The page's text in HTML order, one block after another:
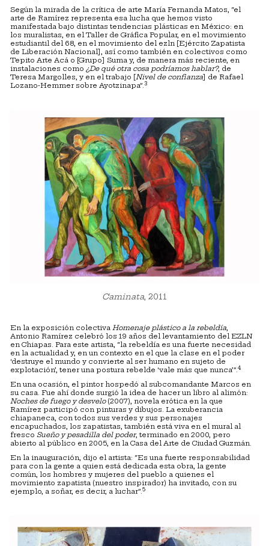
Según la mirada de la crítica de arte María Fernanda Matos, “el
arte de Ramírez representa esa lucha que hemos visto
manifestada bajo distintas tendencias plásticas en México: en
los muralistas, en el Taller de Gráfica Popular, en el movimiento
estudiantil del 68, en el movimiento del ezln [Ejército Zapatista
de Liberación Nacional], así como también en colectivos como
Tepito Arte Acá o [Grupo] Suma y, de manera más reciente, en
instalaciones como ¿De qué otra cosa podríamos hablar?, de
Teresa Margolles, y en el trabajo [Nivel de confianza] de Rafael
Lozano-Hemmer sobre Ayotzinapa”. 3
Caminata, 2011
En la exposición colectiva Homenaje plástico a la rebeldía,
Antonio Ramírez celebró los 19 años del levantamiento del EZLN
en Chiapas. Para este artista, “la rebeldía es una fuerte necesidad
en la actualidad y, en un contexto en el que la clase en el poder
‘destruye el mundo y convierte al ser humano en sujeto de
explotación’, tener una postura rebelde ‘vale más que nunca’”. 4
En una ocasión, el pintor hospedó al subcomandante Marcos en
su casa. Fue ahí donde surgió la idea de hacer un libro al alimón:
Noches de fuego y desvelo(2007), novela erótica en la que
Ramírez participó con pinturas y dibujos. La exuberancia
chiapaneca, con todos sus verdes y sus personajes
encapuchados, los zapatistas, también está viva en el mural al
fresco Sueño y pesadilla del poder, terminado en 2000, pero
abierto al público en 2005, en la Casa del Arte de Ciudad Guzmán.
En la inauguración, dijo el artista: “Es una fuerte responsabilidad
para con la gente a quien está dedicada esta obra, la gente
común, los hombres y mujeres del pueblo a quienes el
movimiento zapatista (nuestro inspirador) ha invitado, con su
ejemplo, a soñar, es decir, a luchar”. 5